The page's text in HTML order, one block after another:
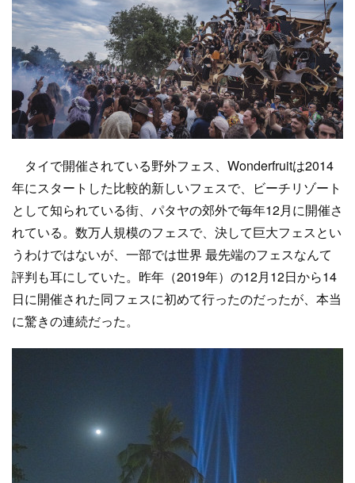
タイで開催されている野外フェス、Wonderfruitは2014
年にスタートした比較的新しいフェスで、ビーチリゾート
として知られている街、パタヤの郊外で毎年12月に開催さ
れている。数万人規模のフェスで、決して巨大フェスとい
うわけではないが、一部では世界 最先端のフェスなんて
評判も耳にしていた。昨年（2019年）の12月12日から14
日に開催された同フェスに初めて行ったのだったが、本当
に驚きの連続だった。